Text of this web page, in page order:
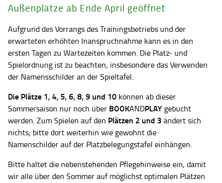
Außenplätze ab Ende April geöffnet
Aufgrund des Vorrangs des Trainingsbetriebs und der
erwarteten erhöhten Inanspruchnahme kann es in den
ersten Tagen zu Wartezeiten kommen. Die Platz- und
Spielordnung ist zu beachten, insbesondere das Verwenden
der Namensschilder an der Spieltafel.
Die Plätze 1, 4, 5, 6, 8, 9 und 10 können ab dieser
Sommersaison nur noch über BOOKANDPLAY gebucht
werden. Zum Spielen auf den Plätzen 2 und 3 ändert sich
nichts; bitte dort weiterhin wie gewohnt die
Namenschilder auf der Platzbelegungstafel einhängen.
Bitte haltet die nebenstehenden Pflegehinweise ein, damit
wir alle über den Sommer auf möglichst optimalen Plätzen